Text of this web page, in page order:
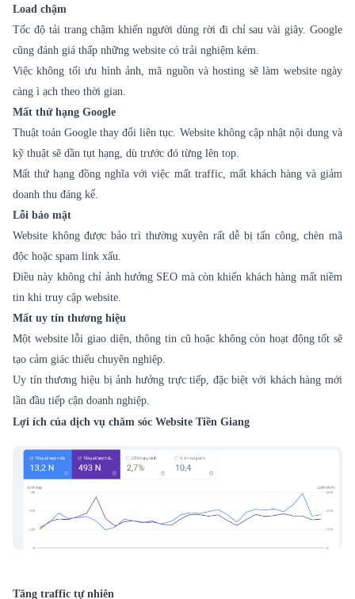
Load chậm
Tốc độ tải trang chậm khiến người dùng rời đi chỉ sau vài giây. Google
cũng đánh giá thấp những website có trải nghiệm kém.
Việc không tối ưu hình ảnh, mã nguồn và hosting sẽ làm website ngày
càng ì ạch theo thời gian.
Mất thứ hạng Google
Thuật toán Google thay đổi liên tục. Website không cập nhật nội dung và
kỹ thuật sẽ dần tụt hạng, dù trước đó từng lên top.
Mất thứ hạng đồng nghĩa với việc mất traffic, mất khách hàng và giảm
doanh thu đáng kể.
Lỗi bảo mật
Website không được bảo trì thường xuyên rất dễ bị tấn công, chèn mã
độc hoặc spam link xấu.
Điều này không chỉ ảnh hưởng SEO mà còn khiến khách hàng mất niềm
tin khi truy cập website.
Mất uy tín thương hiệu
Một website lỗi giao diện, thông tin cũ hoặc không còn hoạt động tốt sẽ
tạo cảm giác thiếu chuyên nghiệp.
Uy tín thương hiệu bị ảnh hưởng trực tiếp, đặc biệt với khách hàng mới
lần đầu tiếp cận doanh nghiệp.
Lợi ích của dịch vụ chăm sóc Website Tiền Giang
Tăng traffic tự nhiên